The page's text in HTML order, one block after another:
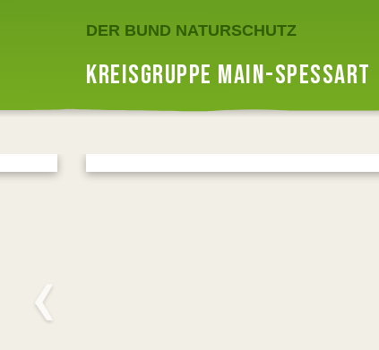
DER BUND NATURSCHUTZ
KREISGRUPPE MAIN-SPESSART